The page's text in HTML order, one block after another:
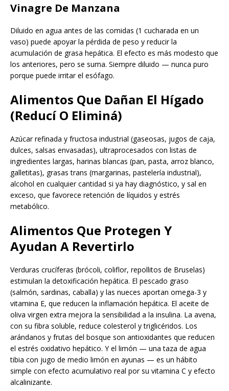
Vinagre De Manzana
Diluido en agua antes de las comidas (1 cucharada en un
vaso) puede apoyar la pérdida de peso y reducir la
acumulación de grasa hepática. El efecto es más modesto que
los anteriores, pero se suma. Siempre diluido — nunca puro
porque puede irritar el esófago.
Alimentos Que Dañan El Hígado
(Reducí O Eliminá)
Azúcar refinada y fructosa industrial (gaseosas, jugos de caja,
dulces, salsas envasadas), ultraprocesados con listas de
ingredientes largas, harinas blancas (pan, pasta, arroz blanco,
galletitas), grasas trans (margarinas, pastelería industrial),
alcohol en cualquier cantidad si ya hay diagnóstico, y sal en
exceso, que favorece retención de líquidos y estrés
metabólico.
Alimentos Que Protegen Y
Ayudan A Revertirlo
Verduras crucíferas (brócoli, coliflor, repollitos de Bruselas)
estimulan la detoxificación hepática. El pescado graso
(salmón, sardinas, caballa) y las nueces aportan omega-3 y
vitamina E, que reducen la inflamación hepática. El aceite de
oliva virgen extra mejora la sensibilidad a la insulina. La avena,
con su fibra soluble, reduce colesterol y triglicéridos. Los
arándanos y frutas del bosque son antioxidantes que reducen
el estrés oxidativo hepático. Y el limón — una taza de agua
tibia con jugo de medio limón en ayunas — es un hábito
simple con efecto acumulativo real por su vitamina C y efecto
alcalinizante.